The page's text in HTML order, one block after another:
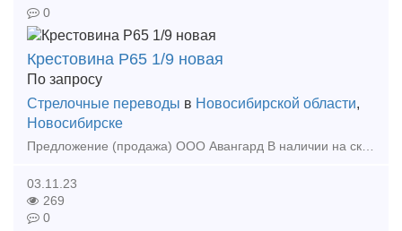
0
Крестовина Р65 1/9 новая
По запросу
Стрелочные переводы в Новосибирской области,
Новосибирске
Предложение (продажа) ООО Авангард В наличии на складе в г. Новосибирск. Также в наличии: рельсы, шпалы, подкладка, накладка, прокладка, крепеж, стрелочные п
03.11.23
269
0